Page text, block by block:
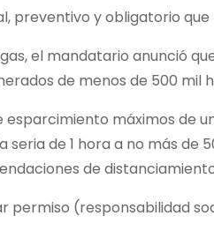
preventivo y obligatorio que
el mandatario anunció
de menos de 500 mil
máximos de
seria de 1 hora a no más
de
permiso (responsabilidad